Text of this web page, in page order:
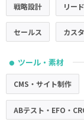
戦略設計 リー
セールス カス
● ツール・素材
CMS・サイト制作
ABテスト・EFO・